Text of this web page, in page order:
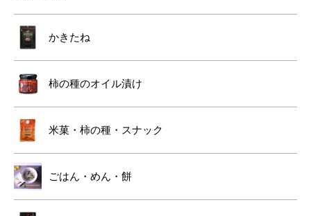
かきたね
柿の種のオイル漬け
米菓・柿の種・スナック
ごはん・めん・餅